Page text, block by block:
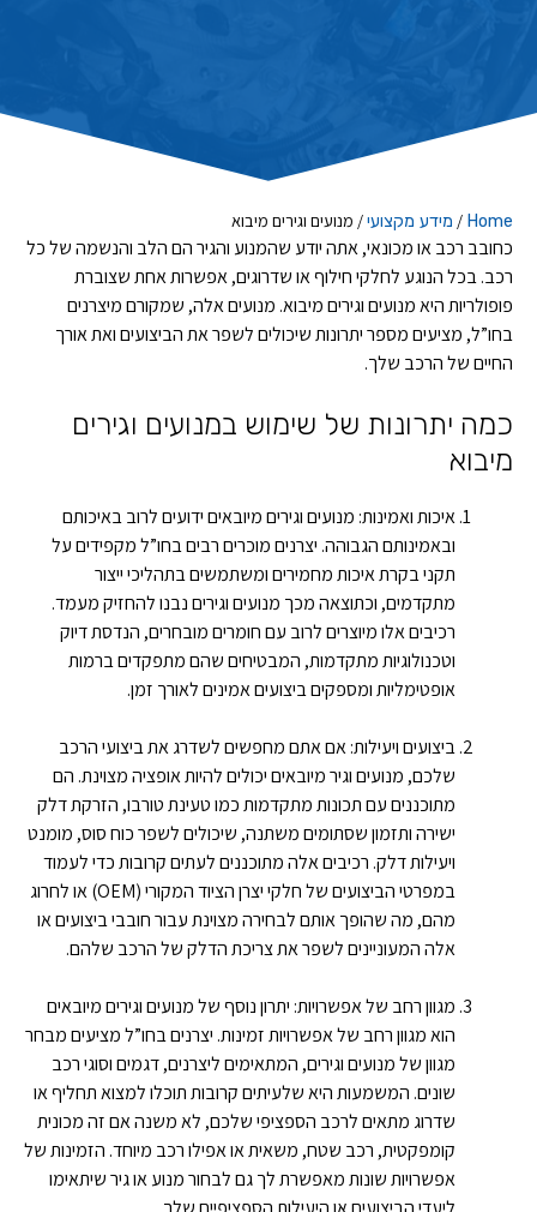
Home
/ מידע מקצועי/ מנועים וגירים מיבוא
כחובב רכב או מכונאי, אתה יודע שהמנוע והגיר הם הלב והנשמה של כל
רכב. בכל הנוגע לחלקי חילוף או שדרוגים, אפשרות אחת שצוברת
פופולריות היא מנועים וגירים מיבוא. מנועים אלה, שמקורם מיצרנים
בחו”ל, מציעים מספר יתרונות שיכולים לשפר את הביצועים ואת אורך
החיים של הרכב שלך.
כמה יתרונות של שימוש במנועים וגירים
מיבוא
איכות ואמינות: מנועים וגירים מיובאים ידועים לרוב באיכותם
ובאמינותם הגבוהה. יצרנים מוכרים רבים בחו”ל מקפידים על
תקני בקרת איכות מחמירים ומשתמשים בתהליכי ייצור
מתקדמים, וכתוצאה מכך מנועים וגירים נבנו להחזיק מעמד.
רכיבים אלו מיוצרים לרוב עם חומרים מובחרים, הנדסת דיוק
וטכנולוגיות מתקדמות, המבטיחים שהם מתפקדים ברמות
אופטימליות ומספקים ביצועים אמינים לאורך זמן.
ביצועים ויעילות: אם אתם מחפשים לשדרג את ביצועי הרכב
שלכם, מנועים וגיר מיובאים יכולים להיות אופציה מצוינת. הם
מתוכננים עם תכונות מתקדמות כמו טעינת טורבו, הזרקת דלק
ישירה ותזמון שסתומים משתנה, שיכולים לשפר כוח סוס, מומנט
ויעילות דלק. רכיבים אלה מתוכננים לעתים קרובות כדי לעמוד
במפרטי הביצועים של חלקי יצרן הציוד המקורי (OEM) או לחרוג
מהם, מה שהופך אותם לבחירה מצוינת עבור חובבי ביצועים או
אלה המעוניינים לשפר את צריכת הדלק של הרכב שלהם.
מגוון רחב של אפשרויות: יתרון נוסף של מנועים וגירים מיובאים
הוא מגוון רחב של אפשרויות זמינות. יצרנים בחו”ל מציעים מבחר
מגוון של מנועים וגירים, המתאימים ליצרנים, דגמים וסוגי רכב
שונים. המשמעות היא שלעיתים קרובות תוכלו למצוא תחליף או
שדרוג מתאים לרכב הספציפי שלכם, לא משנה אם זה מכונית
קומפקטית, רכב שטח, משאית או אפילו רכב מיוחד. הזמינות של
אפשרויות שונות מאפשרת לך גם לבחור מנוע או גיר שיתאימו